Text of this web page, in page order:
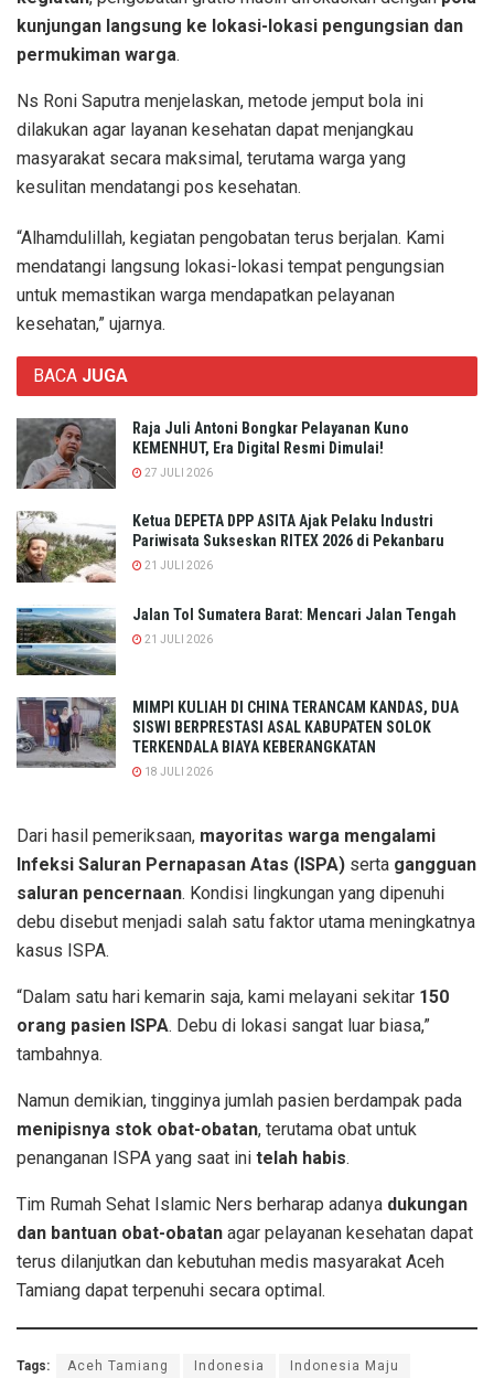
kunjungan langsung ke lokasi-lokasi pengungsian dan
permukiman warga.
Ns Roni Saputra menjelaskan, metode jemput bola ini
dilakukan agar layanan kesehatan dapat menjangkau
masyarakat secara maksimal, terutama warga yang
kesulitan mendatangi pos kesehatan.
“Alhamdulillah, kegiatan pengobatan terus berjalan. Kami
mendatangi langsung lokasi-lokasi tempat pengungsian
untuk memastikan warga mendapatkan pelayanan
kesehatan,” ujarnya.
BACA JUGA
Raja Juli Antoni Bongkar Pelayanan Kuno
KEMENHUT, Era Digital Resmi Dimulai!
27 JULI 2026
Ketua DEPETA DPP ASITA Ajak Pelaku Industri
Pariwisata Sukseskan RITEX 2026 di Pekanbaru
21 JULI 2026
Jalan Tol Sumatera Barat: Mencari Jalan Tengah
21 JULI 2026
MIMPI KULIAH DI CHINA TERANCAM KANDAS, DUA
SISWI BERPRESTASI ASAL KABUPATEN SOLOK
TERKENDALA BIAYA KEBERANGKATAN
18 JULI 2026
Dari hasil pemeriksaan, mayoritas warga mengalami
Infeksi Saluran Pernapasan Atas (ISPA) serta gangguan
saluran pencernaan. Kondisi lingkungan yang dipenuhi
debu disebut menjadi salah satu faktor utama meningkatnya
kasus ISPA.
“Dalam satu hari kemarin saja, kami melayani sekitar 150
orang pasien ISPA. Debu di lokasi sangat luar biasa,”
tambahnya.
Namun demikian, tingginya jumlah pasien berdampak pada
menipisnya stok obat-obatan, terutama obat untuk
penanganan ISPA yang saat ini telah habis.
Tim Rumah Sehat Islamic Ners berharap adanya dukungan
dan bantuan obat-obatan agar pelayanan kesehatan dapat
terus dilanjutkan dan kebutuhan medis masyarakat Aceh
Tamiang dapat terpenuhi secara optimal.
Tags: Aceh Tamiang Indonesia Indonesia Maju